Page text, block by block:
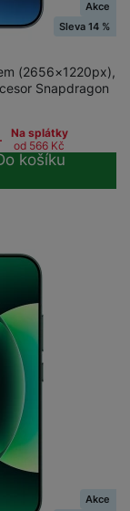
Akce
Sleva 14 %
(2656×1220px),
Snapdragon
Na splátky
od 566 Kč
košíku
Akce